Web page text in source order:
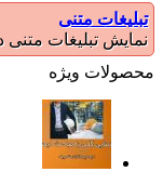
متنی
تبلیغات متنی در
ویژه